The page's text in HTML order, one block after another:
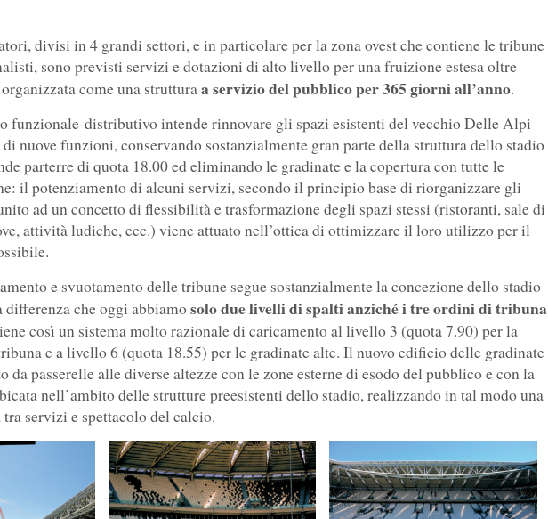
divisi in 4 grandi settori, e in particolare per la zona ovest che contiene le tribune
sono previsti servizi e dotazioni di alto livello per una fruizione estesa oltre
come una strutturaa servizio del pubblico per 365 giorni all’anno.
funzionale-distributivo intende rinnovare gli spazi esistenti del vecchio Delle Alpi
nuove funzioni, conservando sostanzialmente gran parte della struttura dello stadio
parterre di quota 18.00 ed eliminando le gradinate e la copertura con tutte le
il potenziamento di alcuni servizi, secondo il principio base di riorganizzare gli
ad un concetto di flessibilità e trasformazione degli spazi stessi (ristoranti, sale di
attività ludiche, ecc.) viene attuato nell’ottica di ottimizzare il loro utilizzo per il
e svuotamento delle tribune segue sostanzialmente la concezione dello stadio
differenza che oggi abbiamosolo due livelli di spalti anziché i tre ordini di tribuna
così un sistema molto razionale di caricamento al livello 3 (quota 7.90) per la
e a livello 6 (quota 18.55) per le gradinate alte. Il nuovo edificio delle gradinate
da passerelle alle diverse altezze con le zone esterne di esodo del pubblico e con la
nell’ambito delle strutture preesistenti dello stadio, realizzando in tal modo una
servizi e spettacolo del calcio.